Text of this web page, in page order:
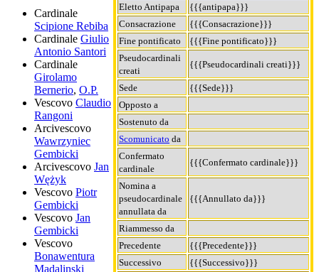
Eletto Antipapa
{{{antipapa}}}
Consacrazione
{{{Consacrazione}}}
Fine pontificato
{{{Fine pontificato}}}
Pseudocardinali
creati
{{{Pseudocardinali creati}}}
Sede
{{{Sede}}}
Opposto a
Sostenuto da
Scomunicato da
Confermato
cardinale
{{{Confermato cardinale}}}
Nomina a
pseudocardinale
annullata da
{{{Annullato da}}}
Riammesso da
Precedente
{{{Precedente}}}
Successivo
{{{Successivo}}}
Cardinale
Scipione Rebiba
Cardinale Giulio
Antonio Santori
Cardinale
Girolamo
Bernerio, O.P.
Vescovo Claudio
Rangoni
Arcivescovo
Wawrzyniec
Gembicki
Arcivescovo Jan
Wężyk
Vescovo Piotr
Gembicki
Vescovo Jan
Gembicki
Vescovo
Bonawentura
Madalinski